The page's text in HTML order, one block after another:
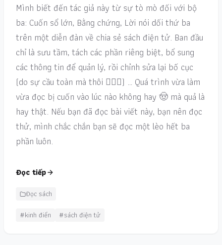
Mình biết đến tác giả này từ sự tò mò đối với bộ
ba: Cuốn sổ lớn, Bằng chứng, Lời nói dối thứ ba
trên một diễn đàn về chia sẻ sách điện tử. Ban đầu
chỉ là sưu tầm, tách các phần riêng biệt, bổ sung
các thông tin để quản lý, rồi chỉnh sửa lại bố cục
(do sự cầu toàn mà thôi 🤦🏻‍♂️) … Quá trình vừa làm
vừa đọc bị cuốn vào lúc nào không hay 🤠 mà quả là
hay thật. Nếu bạn đã đọc bài viết này, bạn nên đọc
thử, mình chắc chắn bạn sẽ đọc một lèo hết ba
phần luôn.
Đọc tiếp
Đọc sách
#kinh điển
#sách điện tử